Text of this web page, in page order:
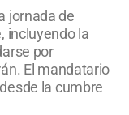
jornada de
incluyendo la
por
El mandatario
la cumbre